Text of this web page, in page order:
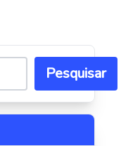
Pesquisar